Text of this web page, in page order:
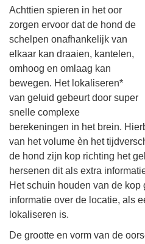
Achttien spieren in het oor
zorgen ervoor dat de hond de
schelpen onafhankelijk van
elkaar kan draaien, kantelen,
omhoog en omlaag kan
bewegen. Het lokaliseren*
van geluid gebeurt door super
snelle complexe
berekeningen in het brein.
van het volume èn het
de hond zijn kop richting het
hersenen dit als extra
Het schuin houden van de kop
informatie over de locatie, als
lokaliseren is.
De grootte en vorm van de